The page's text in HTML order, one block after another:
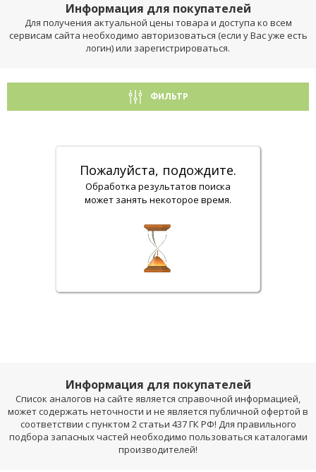
Информация для покупателей
Для получения актуальной цены товара и доступа ко всем
сервисам сайта необходимо авторизоваться (если у Вас уже есть
логин) или зарегистрироваться.
ФИЛЬТР
Пожалуйста, подождите.
Обработка результатов поиска
может занять некоторое время.
Информация для покупателей
Список аналогов на сайте является справочной информацией,
может содержать неточности и не является публичной офертой в
соответствии с пунктом 2 статьи 437 ГК РФ! Для правильного
подбора запасных частей необходимо пользоваться каталогами
производителей!